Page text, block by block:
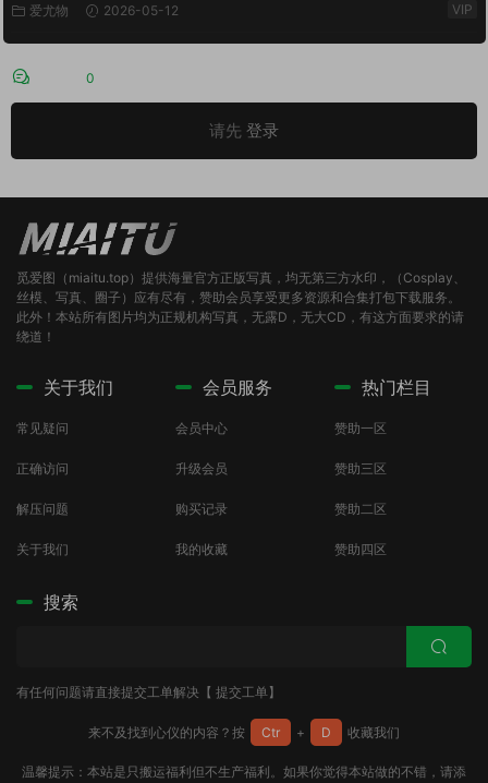
爱尤物 2026-05-12 VIP
0
请先 登录
觅爱图（miaitu.top）提供海量官方正版写真，均无第三方水印，（Cosplay、
丝模、写真、圈子）应有尽有，赞助会员享受更多资源和合集打包下载服务。
此外！本站所有图片均为正规机构写真，无露D，无大CD，有这方面要求的请
绕道！
关于我们
常见疑问
正确访问
解压问题
关于我们
会员服务
会员中心
升级会员
购买记录
我的收藏
热门栏目
赞助一区
赞助三区
赞助二区
赞助四区
搜索
有任何问题请直接提交工单解决【 提交工单】
来不及找到心仪的内容？按 Ctr + D 收藏我们
温馨提示：本站是只搬运福利但不生产福利。如果你觉得本站做的不错，请添